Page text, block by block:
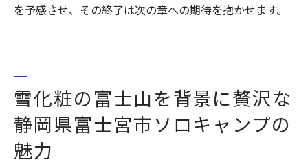
を予感させ、その終了は次の章への期待を抱かせます。
雪化粧の富士山を背景に贅沢な
静岡県富士宮市ソロキャンプの
魅力